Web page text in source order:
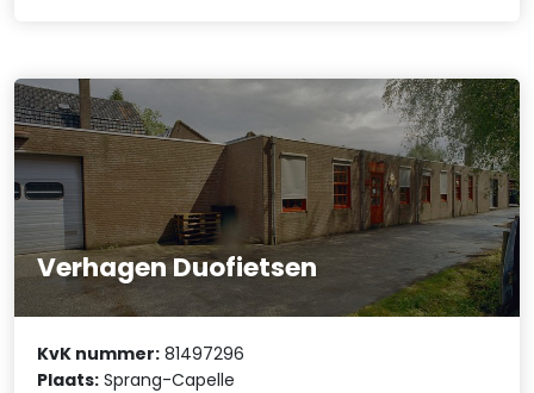
Verhagen Duofietsen
KvK nummer: 81497296
Plaats: Sprang-Capelle